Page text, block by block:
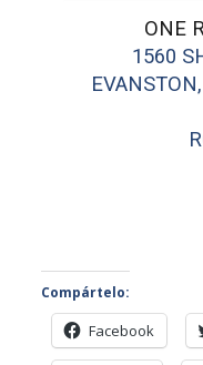
ONE
1560
Compártelo:
Facebook